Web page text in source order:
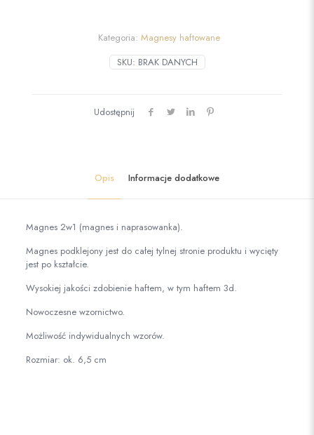
SKU: BRAK DANYCH
Kategoria: Magnesy haftowane
Udostępnij
Opis Informacje dodatkowe
Magnes 2w1 (magnes i naprasowanka).
Magnes podklejony jest do całej tylnej stronie produktu i wycięty
jest po kształcie.
Wysokiej jakości zdobienie haftem, w tym haftem 3d.
Nowoczesne wzornictwo.
Możliwość indywidualnych wzorów.
Rozmiar: ok. 6,5 cm